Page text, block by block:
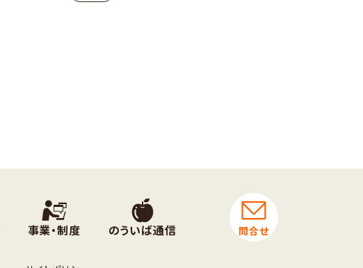
事業・制度 のういば通信 問合せ